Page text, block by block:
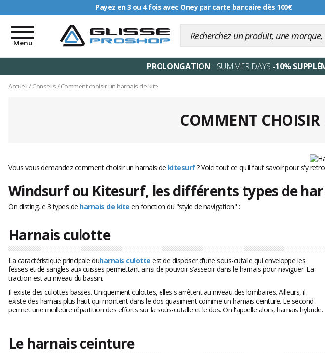
Payez en 3 ou 4 fois avec Oney par carte bancaire dès 100€
Livraison offerte dès 99€
Toggle
navigation
Menu
PROLONGATION- SUMMER DAYS -10%
Accueil/Conseils/Comment choisir un harnais de kite
COMMENT
Vous vous demandez comment choisir un harnais de kitesurf? Voici tout ce qu'il faut savoir pour s'y
Windsurf ou Kitesurf, les différents types de
On distingue 3 types de harnais de kite en fonction du "style de navigation" :
Harnais culotte
La caractéristique principale duharnais culotte est de disposer d'une sous-cutalle qui enveloppe les
fesses et de sangles aux cuisses permettant ainsi de pouvoir s’asseoir dans le harnais pour naviguer. La
traction est au niveau du bassin.
Il existe des culottes basses. Uniquement culottes, elles s'arrêtent au niveau des lombaires. Ailleurs, il
existe des harnais plus haut qui montent dans le dos quasiment comme un harnais ceinture. Le second
permet une meilleure répartition des efforts sur la sous-cutalle et le dos. On l'appelle alors, harnais hybride.
Le harnais ceinture